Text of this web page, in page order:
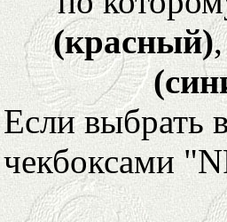
(красный)
Если выбрать
чекбоксами